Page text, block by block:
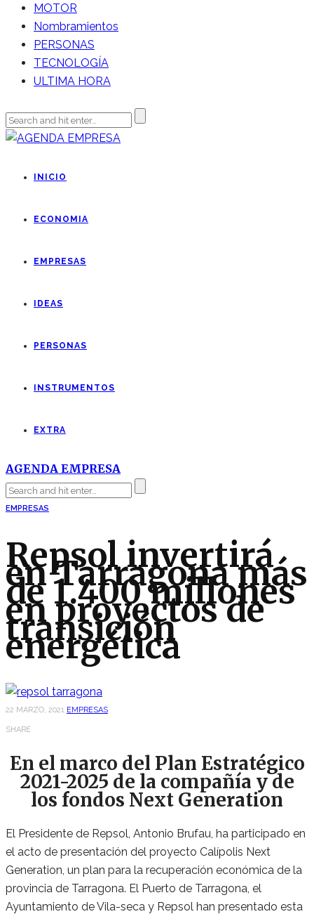
MOTOR
Nombramientos
PERSONAS
TECNOLOGÍA
ULTIMA HORA
INICIO
ECONOMIA
EMPRESAS
IDEAS
PERSONAS
INSTRUMENTOS
EXTRA
AGENDA EMPRESA
EMPRESAS
Repsol invertirá
en Tarragona más
de 1.400 millones
en proyectos de
transición
energética
22 MARZO, 2021 EMPRESAS
SHARE
En el marco del Plan Estratégico
2021-2025 de la compañía y de
los fondos Next Generation
El Presidente de Repsol, Antonio Brufau, ha participado en
el acto de presentación del proyecto Calípolis Next
Generation, un plan para la recuperación económica de la
provincia de Tarragona. El Puerto de Tarragona, el
Ayuntamiento de Vila-seca y Repsol han presentado esta